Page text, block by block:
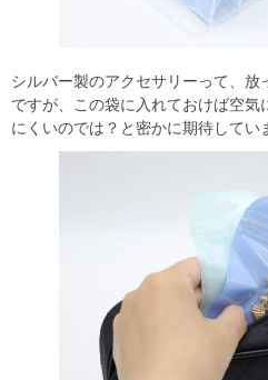
シルバー製のアクセサリーって、
ですが、この袋に入れておけば空気
にくいのでは？と密かに期待してい